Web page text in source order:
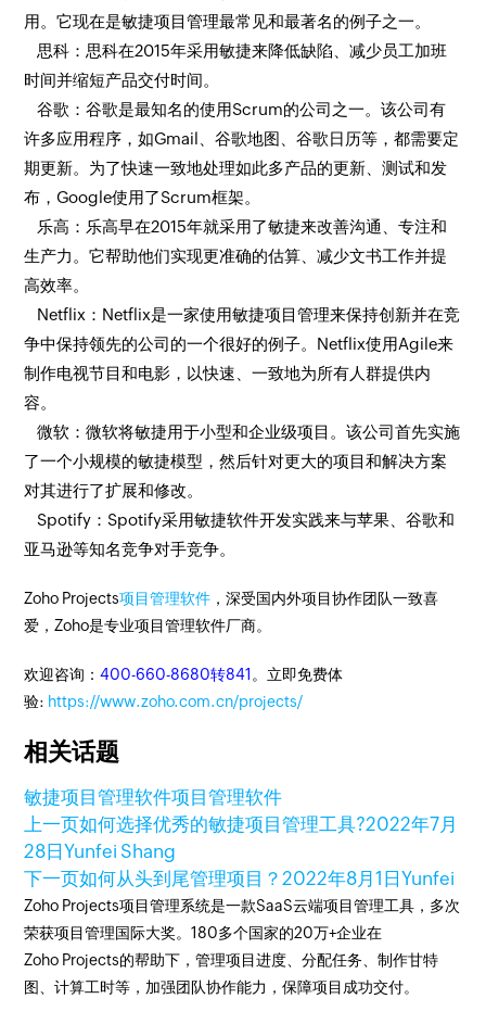
用。它现在是敏捷项目管理最常见和最著名的例子之一。
思科：思科在2015年采用敏捷来降低缺陷、减少员工加班
时间并缩短产品交付时间。
谷歌：谷歌是最知名的使用Scrum的公司之一。该公司有
许多应用程序，如Gmail、谷歌地图、谷歌日历等，都需要定
期更新。为了快速一致地处理如此多产品的更新、测试和发
布，Google使用了Scrum框架。
乐高：乐高早在2015年就采用了敏捷来改善沟通、专注和
生产力。它帮助他们实现更准确的估算、减少文书工作并提
高效率。
Netflix：Netflix是一家使用敏捷项目管理来保持创新并在竞
争中保持领先的公司的一个很好的例子。Netflix使用Agile来
制作电视节目和电影，以快速、一致地为所有人群提供内
容。
微软：微软将敏捷用于小型和企业级项目。该公司首先实施
了一个小规模的敏捷模型，然后针对更大的项目和解决方案
对其进行了扩展和修改。
Spotify：Spotify采用敏捷软件开发实践来与苹果、谷歌和
亚马逊等知名竞争对手竞争。
Zoho Projects项目管理软件 ，深受国内外项目协作团队一致喜
爱，Zoho是专业项目管理软件厂商。
欢迎咨询：400-660-8680转841 。立即免费体
验: https://www.zoho.com.cn/projects/
相关话题
敏捷项目管理软件项目管理软件
上一页如何选择优秀的敏捷项目管理工具?2022年7月
28日Yunfei Shang
下一页如何从头到尾管理项目？ 2022年8月1日Yunfei
Zoho Projects项目管理系统是一款SaaS云端项目管理工具，多次
荣获项目管理国际大奖。180多个国家的20万+企业在
Zoho Projects的帮助下，管理项目进度、分配任务、制作甘特
图、计算工时等，加强团队协作能力，保障项目成功交付。